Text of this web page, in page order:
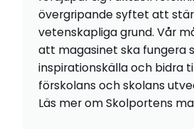
övergripande syftet att
vetenskapliga grund. Vår
att magasinet ska fungera
inspirationskälla och bidra
förskolans och skolans
Läs mer om Skolportens